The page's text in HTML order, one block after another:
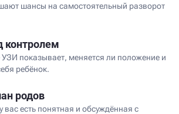
шансы на самостоятельный разворот
показывает, меняется ли положение и
ребёнок.
родов
вас есть понятная и обсуждённая с